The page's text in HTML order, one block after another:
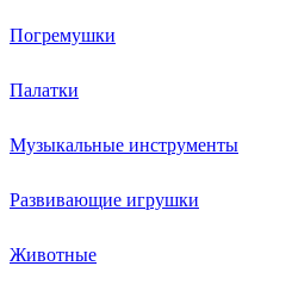
Погремушки
Палатки
Музыкальные инструменты
Развивающие игрушки
Животные